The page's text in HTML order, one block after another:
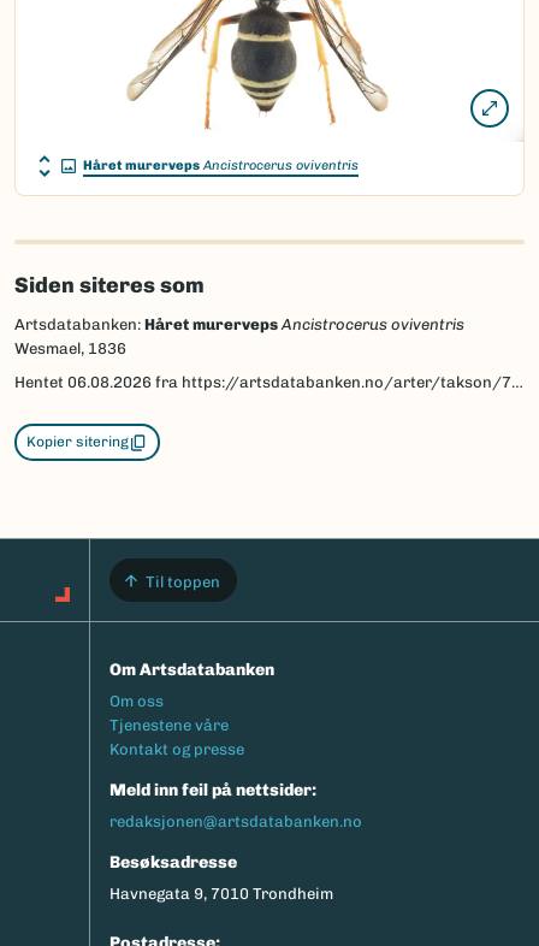
Håret murerveps Ancistrocerus oviventris
Siden siteres som
Artsdatabanken: Håret murerveps Ancistrocerus oviventris
Wesmael, 1836
Hentet 06.08.2026 fra https://artsdatabanken.no/arter/takson/77495
Kopier sitering
Til toppen
Om Artsdatabanken
Footermeny
Om oss
Tjenestene våre
Kontakt og presse
Meld inn feil på nettsider:
redaksjonen@artsdatabanken.no
Besøksadresse
Havnegata 9, 7010 Trondheim